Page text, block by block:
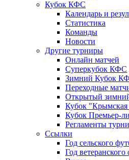
Кубок КФС
Календарь и
Статистика
Команды
Новости
Другие турниры
Онлайн матчей
Суперкубок КФС
Зимний Кубок
Переходные
Открытый
Кубок "Крымская
Кубок Премьер-
Регламенты
Ссылки
Год сельского
Год